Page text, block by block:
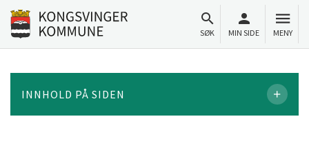
Til innhold
Gå til forsiden
SØK MIN SIDE MENY
INNHOLD PÅ SIDEN